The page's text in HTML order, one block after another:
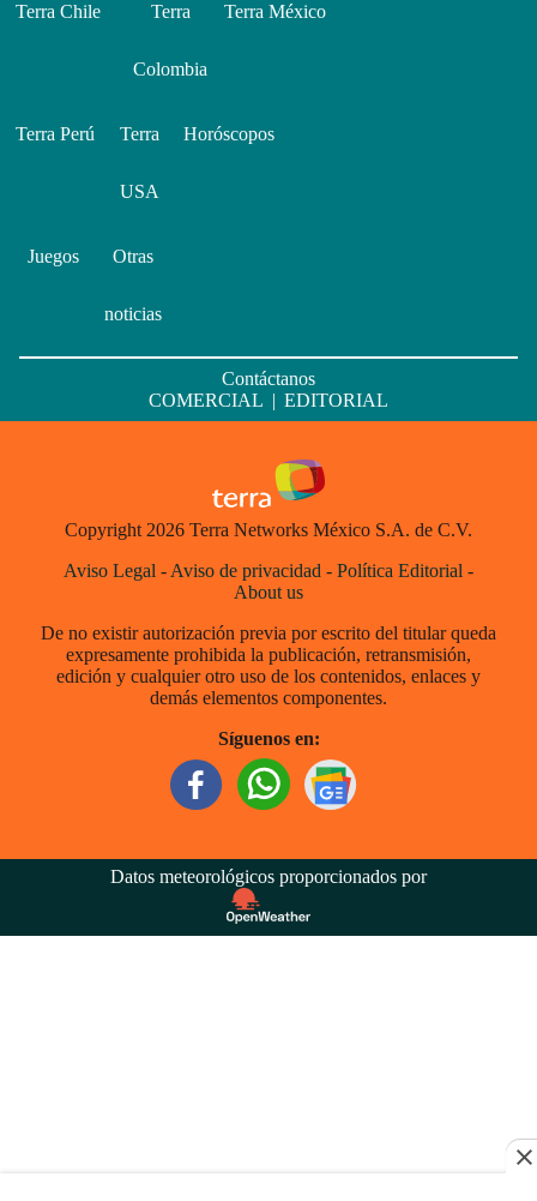
Terra Chile Terra
Colombia
Terra México
Terra Perú Terra
USA
Horóscopos
Juegos Otras
noticias
Contáctanos
COMERCIAL | EDITORIAL
Copyright 2026 Terra Networks México S.A. de C.V.
Aviso Legal - Aviso de privacidad - Política Editorial -
About us
De no existir autorización previa por escrito del titular queda
expresamente prohibida la publicación, retransmisión,
edición y cualquier otro uso de los contenidos, enlaces y
demás elementos componentes.
Síguenos en:
Datos meteorológicos proporcionados por